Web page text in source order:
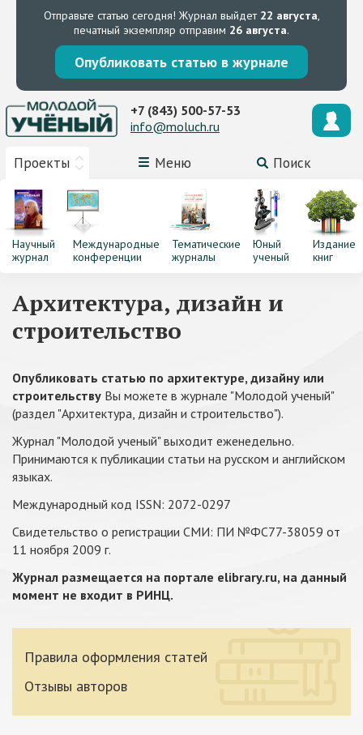
Отправьте статью сегодня! Журнал выйдет 22 августа,
печатный экземпляр отправим 26 августа.
Опубликовать статью в журнале
Проекты Меню Поиск
+7 (843) 500-57-53
info@moluch.ru
Научный
журнал
Международные
конференции
Тематические
журналы
Юный
ученый
Издание
книг
Архитектура, дизайн и
строительство
Опубликовать статью по архитектуре, дизайну или
строительству Вы можете в журнале "Молодой ученый"
(раздел "Архитектура, дизайн и строительство").
Журнал "Молодой ученый" выходит еженедельно.
Принимаются к публикации статьи на русском и английском
языках.
Международный код ISSN: 2072-0297
Свидетельство о регистрации СМИ: ПИ №ФС77-38059 от
11 ноября 2009 г.
Журнал размещается на портале elibrary.ru, на данный
момент не входит в РИНЦ.
Правила оформления статей
Отзывы авторов